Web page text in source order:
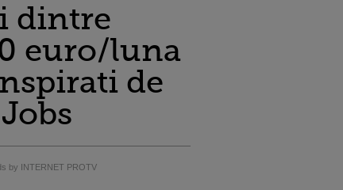
dintre
euro/luna
de
by INTERNET PROTV